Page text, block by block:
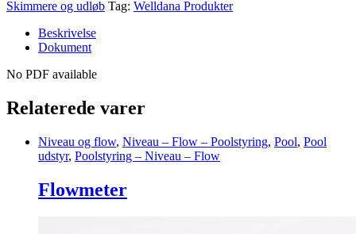
Skimmere og udløb Tag: Welldana Produkter
Beskrivelse
Dokument
No PDF available
Relaterede varer
Niveau og flow, Niveau – Flow – Poolstyring, Pool, Pool
udstyr, Poolstyring – Niveau – Flow
Flowmeter